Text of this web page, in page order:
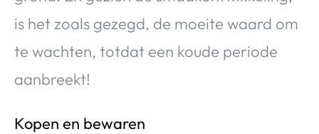
is het zoals gezegd, de moeite waard om
te wachten, totdat een koude periode
aanbreekt!
Kopen en bewaren